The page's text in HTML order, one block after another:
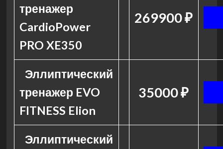
тренажер
CardioPower
PRO XE350
269900 ₽
Эллиптический
тренажер EVO
FITNESS Elion
35000 ₽
Эллиптический